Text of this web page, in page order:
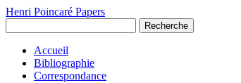
Henri Poincaré Papers
Recherche
Accueil
Bibliographie
Correspondance